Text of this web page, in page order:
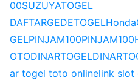
00SUZUYATOGEL
DAFTARGEDETOGEL
GELPINJAM100PINJAM100
OTODINARTOGEL
ar togel toto onlinelink slot